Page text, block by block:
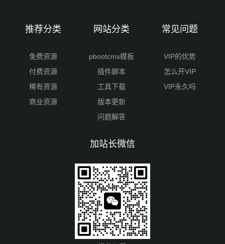
推荐分类
免费资源
付费资源
稀有资源
商业资源
网站分类
pbootcms模板
插件脚本
工具下载
版本更新
问题解答
常见问题
VIP的优势
怎么开VIP
VIP永久吗
加站长微信